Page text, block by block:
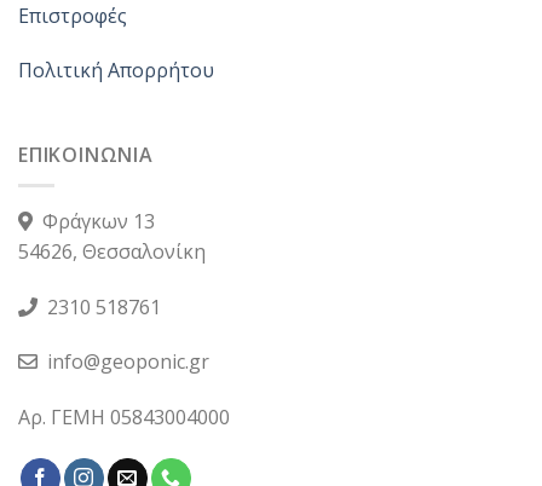
Επιστροφές
Πολιτική Απορρήτου
ΕΠΙΚΟΙΝΩΝΙΑ
Φράγκων 13
54626, Θεσσαλονίκη
2310 518761
info@geoponic.gr
Αρ. ΓΕΜΗ 05843004000